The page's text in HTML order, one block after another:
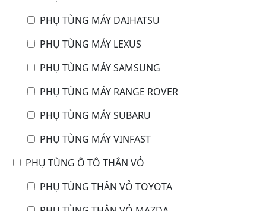
PHỤ TÙNG MÁY DAIHATSU
PHỤ TÙNG MÁY LEXUS
PHỤ TÙNG MÁY SAMSUNG
PHỤ TÙNG MÁY RANGE ROVER
PHỤ TÙNG MÁY SUBARU
PHỤ TÙNG MÁY VINFAST
PHỤ TÙNG Ô TÔ THÂN VỎ
PHỤ TÙNG THÂN VỎ TOYOTA